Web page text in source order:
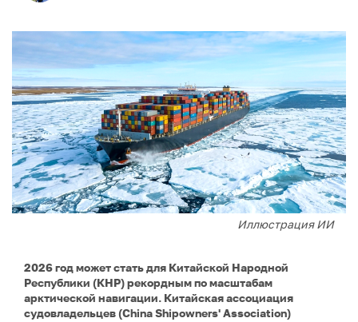
Иллюстрация ИИ
2026 год может стать для Китайской Народной
Республики (КНР) рекордным по масштабам
арктической навигации. Китайская ассоциация
судовладельцев (China Shipowners' Association)